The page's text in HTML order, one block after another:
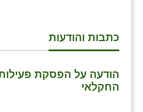
כתבות והודעות
הודעה על הפסקת
החקלאי